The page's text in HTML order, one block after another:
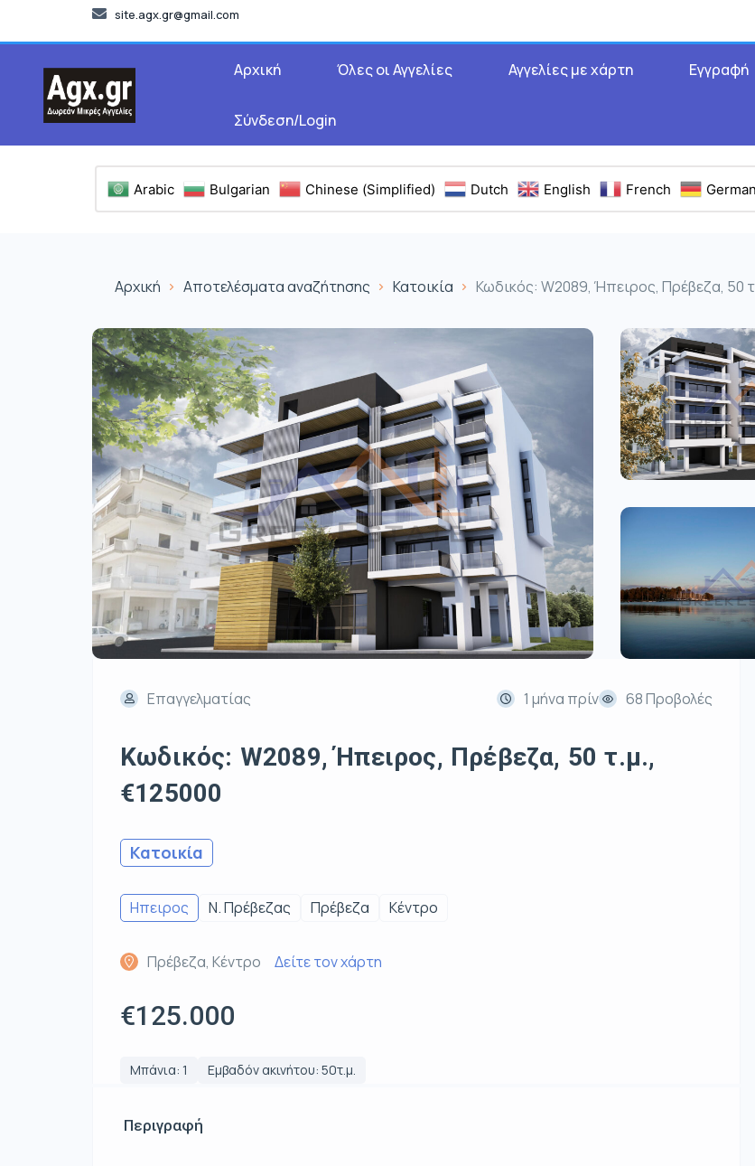
site.agx.gr@gmail.com
Αρχική Όλες οι Αγγελίες Αγγελίες με χάρτη Εγγραφή
Σύνδεση/Login
Arabic Bulgarian Chinese (Simplified) Dutch English French German
Αρχική Αποτελέσματα αναζήτησης Κατοικία Κωδικός: W2089, Ήπειρος, Πρέβεζα, 50
Επαγγελματίας 1 μήνα πρίν 68 Προβολές
Κωδικός: W2089, Ήπειρος, Πρέβεζα, 50 τ.μ.,
€125000
Κατοικία
Ηπειρος Ν. Πρέβεζας Πρέβεζα Κέντρο
Πρέβεζα, Κέντρο Δείτε τον χάρτη
€125.000
Μπάνια: 1 Εμβαδόν ακινήτου: 50τ.μ.
Περιγραφή